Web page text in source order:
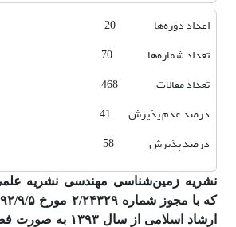
اعداد دوره‌ها 20
تعداد شماره‌ها 70
تعداد مقالات 468
درصد عدم پذیرش 41
درصد پذیرش 58
نشریه زمین‌شناسی مهندسی نشریه
ارشاد اسلامی از سال